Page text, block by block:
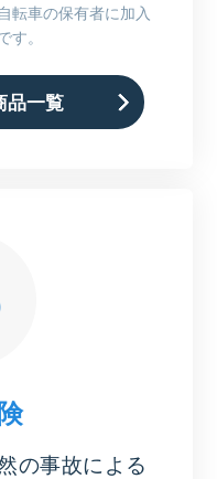
転車の保有者に加入
。
品一覧
の事故による